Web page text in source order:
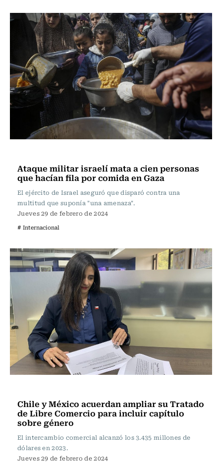
Ataque militar israelí mata a cien personas
que hacían fila por comida en Gaza
El ejército de Israel aseguró que disparó contra una
multitud que suponía "una amenaza".
Jueves 29 de febrero de 2024
# Internacional
Chile y México acuerdan ampliar su Tratado
de Libre Comercio para incluir capítulo
sobre género
El intercambio comercial alcanzó los 3.435 millones de
dólares en 2023.
Jueves 29 de febrero de 2024